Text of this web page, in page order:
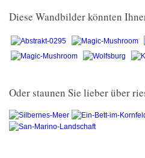
Diese Wandbilder könnten
Oder staunen Sie lieber über